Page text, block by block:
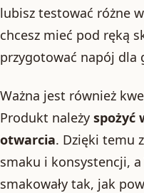
lubisz testować różne
chcesz mieć pod ręką
przygotować napój dla
Ważna jest również
Produkt należy spożyć
otwarcia. Dzięki temu
smaku i konsystencji,
smakowały tak, jak